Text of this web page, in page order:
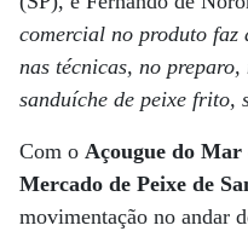
comercial no produto faz
nas técnicas, no
sanduíche de peixe frito,
Com o Açougue do Mar
Mercado de Peixe de
movimentação no andar